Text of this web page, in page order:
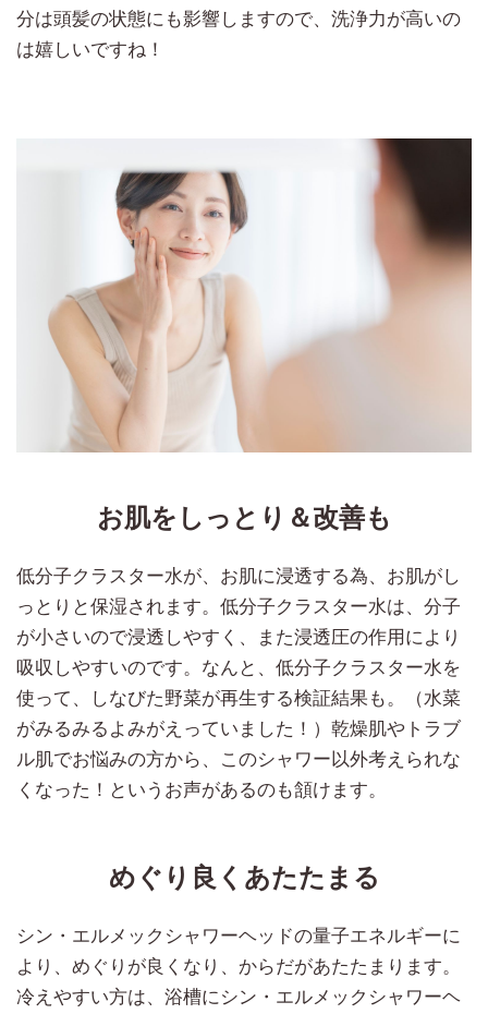
分は頭髪の状態にも影響しますので、洗浄力が高いの
は嬉しいですね！
お肌をしっとり＆改善も
低分子クラスター水が、お肌に浸透する為、お肌がし
っとりと保湿されます。低分子クラスター水は、分子
が小さいので浸透しやすく、また浸透圧の作用により
吸収しやすいのです。なんと、低分子クラスター水を
使って、しなびた野菜が再生する検証結果も。（水菜
がみるみるよみがえっていました！）乾燥肌やトラブ
ル肌でお悩みの方から、このシャワー以外考えられな
くなった！というお声があるのも頷けます。
めぐり良くあたたまる
シン・エルメックシャワーヘッドの量子エネルギーに
より、めぐりが良くなり、からだがあたたまります。
冷えやすい方は、浴槽にシン・エルメックシャワーヘ